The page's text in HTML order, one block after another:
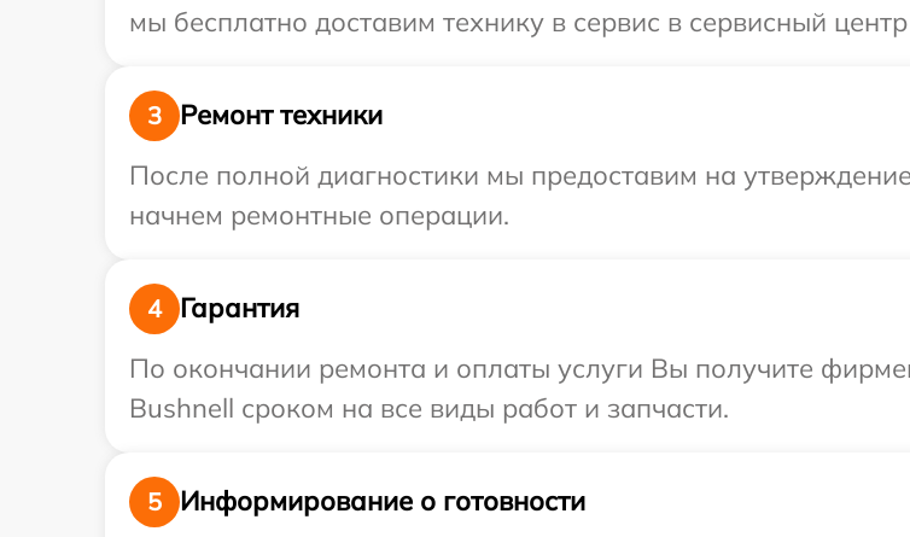
мы бесплатно доставим технику в сервис в сервисный
3
Ремонт техники
После полной диагностики мы предоставим на
начнем ремонтные операции.
4
Гарантия
По окончании ремонта и оплаты услуги Вы получите
Bushnell сроком на все виды работ и запчасти.
5
Информирование о готовности